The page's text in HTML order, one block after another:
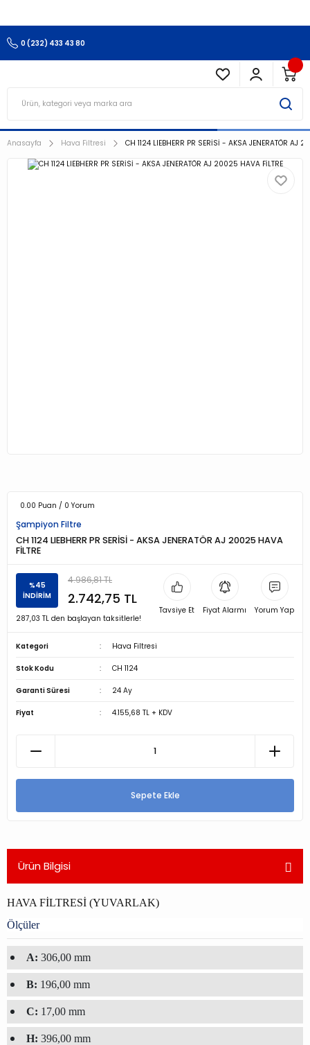
0 (232) 433 43 80
Anasayfa Hava Filtresi CH 1124 LIEBHERR PR SERİSİ - AKSA JENERATÖR AJ
0.00 Puan / 0 Yorum
Şampiyon Filtre
CH 1124 LIEBHERR PR SERİSİ - AKSA JENERATÖR AJ 20025 HAVA
FİLTRE
%45
İNDİRİM
4.986,81 TL
2.742,75 TL
287,03 TL den başlayan taksitlerle!
Tavsiye Et Fiyat Alarmı Yorum Yap
Kategori Hava Filtresi
Stok Kodu CH 1124
Garanti Süresi 24 Ay
Fiyat 4.155,68 TL + KDV
Sepete Ekle
Ürün Bilgisi
HAVA FİLTRESİ (YUVARLAK)
Ölçüler
A: 306,00 mm
B: 196,00 mm
C: 17,00 mm
H: 396,00 mm